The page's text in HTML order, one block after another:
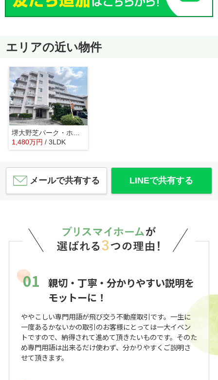
エリアの近い物件
1,480万円 / 3LDK
メールで共有する LINEで共有する
01
親切・丁寧・分かりやすい説明を
モットーに！
ややこしい専門用語が飛び交う不動産取引です。一生に
一度あるかないかの取引のお客様にとっては一大イベン
トですので、納得されて進めて頂きたいものです。そのた
め専門用語は出来るだけ使わず、分かりやすくご説明さ
せて頂きます。